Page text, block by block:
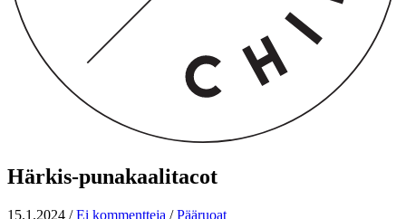
Härkis-punakaalitacot
15.1.2024 / Ei kommentteja / Pääruoat